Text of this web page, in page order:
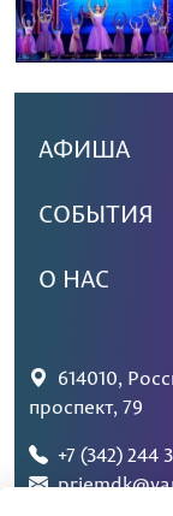
АФИША
СОБЫТИЯ
О НАС
614010,
проспект, 79
+7 (342) 244